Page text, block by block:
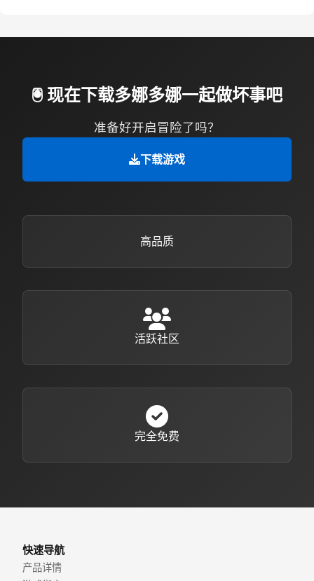
🖲️ 现在下载多娜多娜一起做坏事吧
准备好开启冒险了吗？
下载游戏
高品质
活跃社区
完全免费
快速导航
产品详情